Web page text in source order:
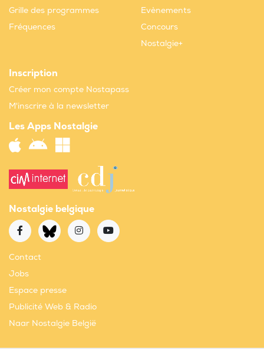
Grille des programmes
Fréquences
Evènements
Concours
Nostalgie+
Inscription
Créer mon compte Nostapass
M'inscrire à la newsletter
Les Apps Nostalgie
Nostalgie belgique
Contact
Jobs
Espace presse
Publicité Web & Radio
Naar Nostalgie België